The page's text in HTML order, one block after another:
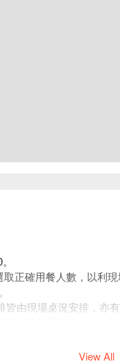
正確用餐人數，以利現
皆由現場桌況安排，亦
View All